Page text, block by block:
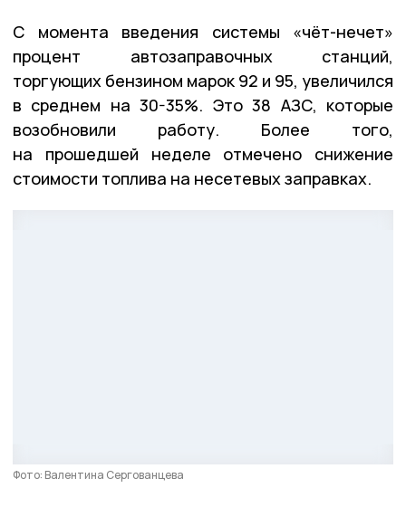
С момента введения системы «чёт-нечет»
процент автозаправочных станций,
торгующих бензином марок 92 и 95, увеличился
в среднем на 30-35%. Это 38 АЗС, которые
возобновили работу. Более того,
на прошедшей неделе отмечено снижение
стоимости топлива на несетевых заправках.
Фото: Валентина Сергованцева